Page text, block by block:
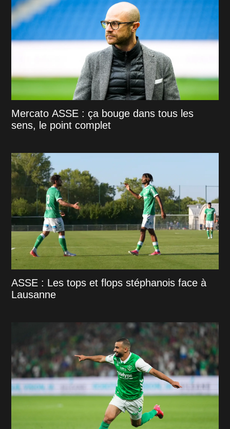
Mercato ASSE : ça bouge dans tous les
sens, le point complet
ASSE : Les tops et flops stéphanois face à
Lausanne